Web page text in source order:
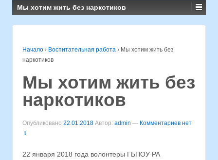
Мы хотим жить без наркотиков
Начало › Воспитательная работа › Мы хотим жить без
наркотиков
Мы хотим жить без
наркотиков
Опубликовано 22.01.2018 Автор: admin — Комментариев нет
⇩
22 января 2018 года волонтеры ГБПОУ РА